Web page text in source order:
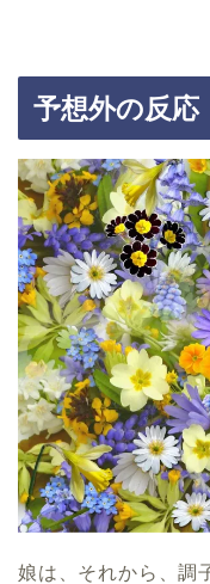
予想外の反応
娘は、それから、調